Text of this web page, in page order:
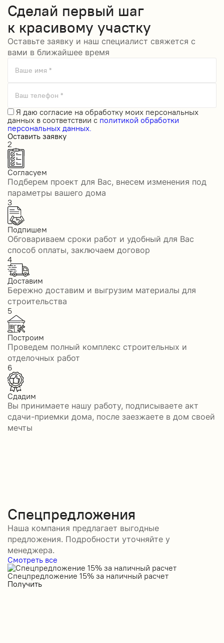
Сделай первый шаг
к красивому участку
Оставьте заявку и наш специалист свяжется с
вами в ближайшее время
Ваше имя *
Ваш телефон *
Я даю согласие на обработку моих персональных
данных в соответствии с политикой обработки
персональных данных.
Оставить заявку
2
Согласуем
Подберем проект для Вас, внесем изменения под
параметры вашего дома
3
Подпишем
Обговариваем сроки работ и удобный для Вас
способ оплаты, заключаем договор
4
Доставим
Бережно доставим и выгрузим материалы для
строительства
5
Построим
Проведем полный комплекс строительных и
отделочных работ
6
Сдадим
Вы принимаете нашу работу, подписываете акт
сдачи-приемки дома, после заезжаете в дом своей
мечты
Спецпредложения
Наша компания предлагает выгодные
предложения. Подробности уточняйте у
менеджера.
Смотреть все
Спецпредложение 15% за наличный расчет
Получить